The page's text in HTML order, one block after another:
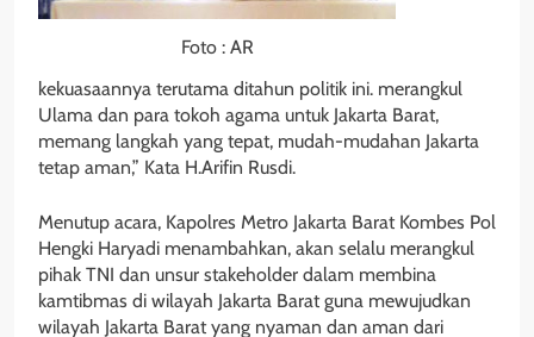
Foto : AR
kekuasaannya terutama ditahun politik ini. merangkul
Ulama dan para tokoh agama untuk Jakarta Barat,
memang langkah yang tepat, mudah-mudahan Jakarta
tetap aman,” Kata H.Arifin Rusdi.
Menutup acara, Kapolres Metro Jakarta Barat Kombes Pol
Hengki Haryadi menambahkan, akan selalu merangkul
pihak TNI dan unsur stakeholder dalam membina
kamtibmas di wilayah Jakarta Barat guna mewujudkan
wilayah Jakarta Barat yang nyaman dan aman dari